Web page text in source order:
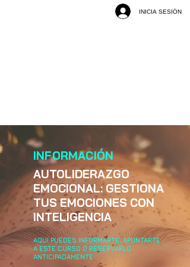
INICIA SESIÓN
INFORMACIÓN
AUTOLIDERAZGO
EMOCIONAL: GESTIONA
TUS EMOCIONES CON
INTELIGENCIA
AQUI PUEDES INFORMARTE, APUNTARTE
A ESTE CURSO O RESERVARLO
ANTICIPADAMENTE